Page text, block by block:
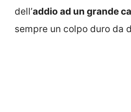
dell’addio ad un grande
sempre un colpo duro da